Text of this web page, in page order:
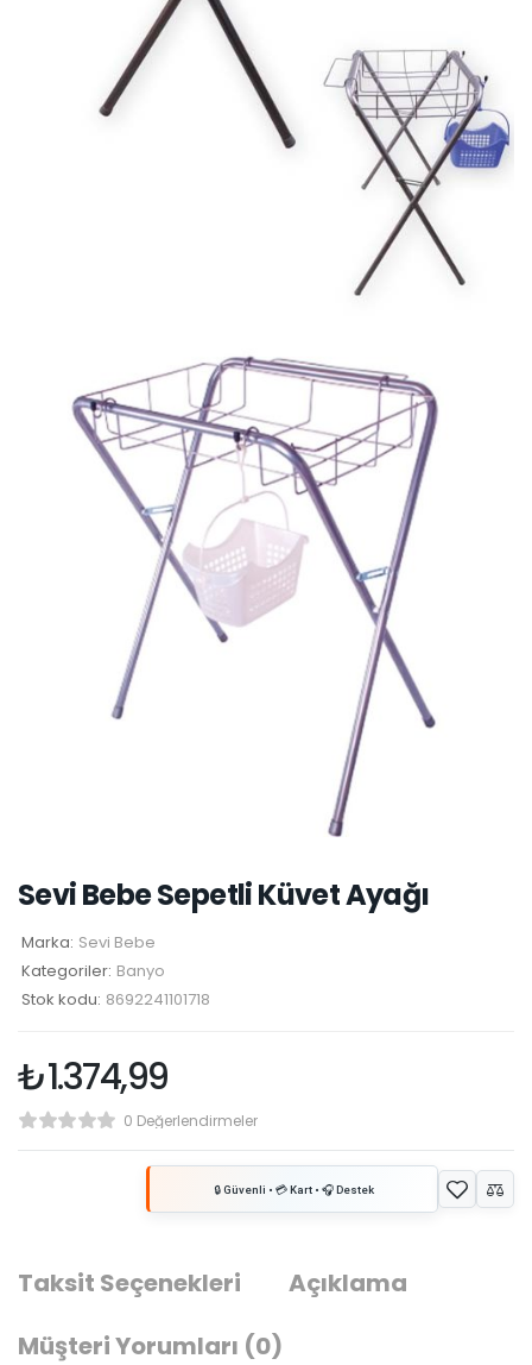
Sevi Bebe Sepetli Küvet Ayağı
Marka: Sevi Bebe
Kategoriler: Banyo
Stok kodu: 8692241101718
₺1.374,99
0 Değerlendirmeler
Taksit Seçenekleri
Açıklama
Müşteri Yorumları (0)